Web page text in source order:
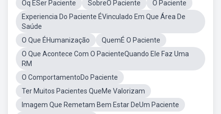
Oq ÉSer Paciente SobreO Paciente
O Paciente
Experiencia Do Paciente ÉVinculado Em Que Área De
Saúde
O Que ÉHumanização
QuemÉ O Paciente
O Que Acontece Com O PacienteQuando Ele Faz Uma
RM
O ComportamentoDo Paciente
Ter Muitos Pacientes QueMe Valorizam
Imagem Que Remetam Bem Estar DeUm Paciente